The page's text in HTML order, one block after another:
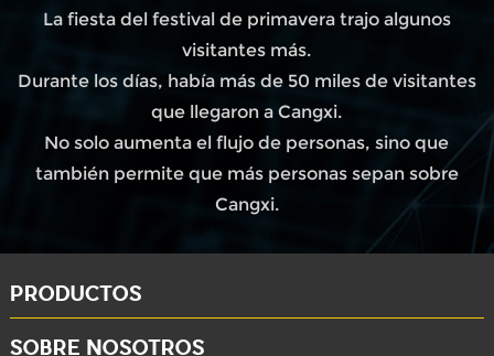
La fiesta del festival de primavera trajo algunos
visitantes más.
Durante los días, había más de 50 miles de visitantes
que llegaron a Cangxi.
No solo aumenta el flujo de personas, sino que
también permite que más personas sepan sobre
Cangxi.
PRODUCTOS
SOBRE NOSOTROS